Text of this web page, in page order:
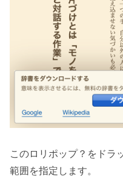
このロリポップ？をドラ
範囲を指定します。